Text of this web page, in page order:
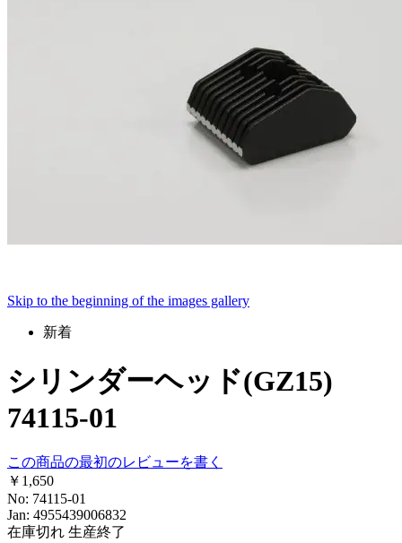
Skip to the beginning of the images gallery
新着
シリンダーヘッド(GZ15)
74115-01
この商品の最初のレビューを書く
￥1,650
No: 74115-01
Jan: 4955439006832
在庫切れ 生産終了